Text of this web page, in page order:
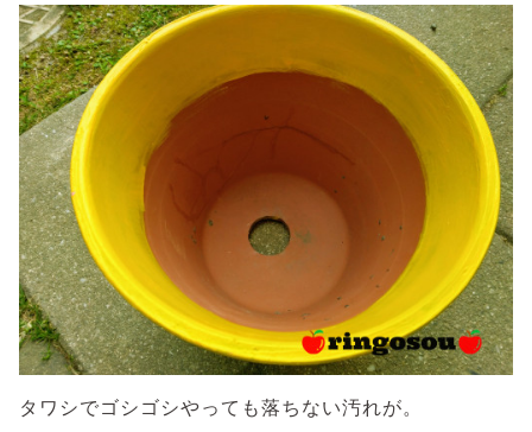
タワシでゴシゴシやっても落ちない汚れが。